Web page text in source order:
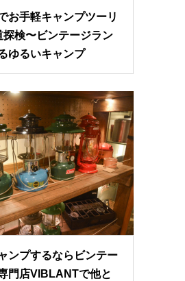
お手軽キャンプツーリ
探検〜ビンテージラン
ゆるいキャンプ
ンプするならビンテー
門店VIBLANTで他と